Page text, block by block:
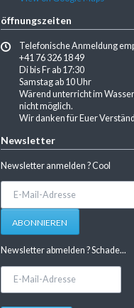
öffnungszeiten
Telefonische Anmeldung
+41 76 326 18 49
Di bis Fr ab 17:30
Samstag ab 10 Uhr
Wärend unterricht im
nicht möglich.
Wir danken für Euer
Newsletter
Newsletter anmelden ? Cool
Adresse
ABONNIEREN
Newsletter abmelden ? Schade...